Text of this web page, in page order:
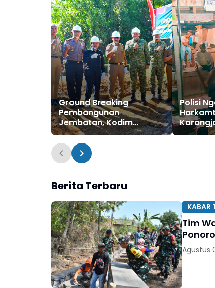
Ground Breaking
Pembangunan
Jembatan, Kodim
Ponorogo Siap
Sukseskan Program
Prioritas Pemerintah
Polisi
Berita Terbaru
KABAR
Tim
Agustus